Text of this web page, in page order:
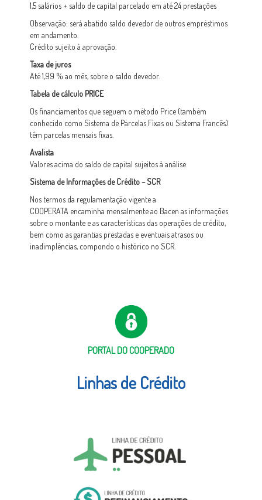
1,5 salários + saldo de capital parcelado em até 24 prestações
Observação: será abatido saldo devedor de outros empréstimos
em andamento.
Crédito sujeito à aprovação.
Taxa de juros
Até 1,99 % ao mês, sobre o saldo devedor.
Tabela de cálculo PRICE
Os financiamentos que seguem o método Price (também
conhecido como Sistema de Parcelas Fixas ou Sistema Francês)
têm parcelas mensais fixas.
Avalista
Valores acima do saldo de capital sujeitos à análise
Sistema de Informações de Crédito–SCR
Nos termos da regulamentação vigente a
COOPERATA encaminha mensalmente ao Bacen as informações
sobre o montante e as características das operações de crédito,
bem como as garantias prestadas e eventuais atrasos ou
inadimplências, compondo o histórico no SCR.
PORTAL DO COOPERADO
Linhas de Crédito